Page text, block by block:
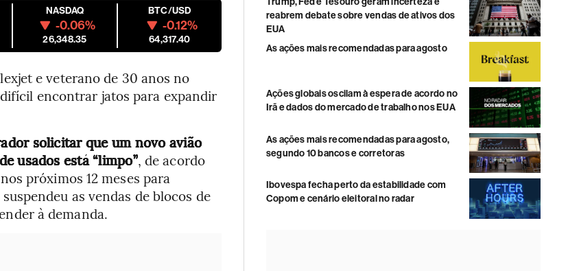
NASDAQ
-0.06%
26,348.35
BTC/USD
-0.12%
64,317.40
e veterano de 30 anos no
encontrar jatos para expandir
solicitar que um novo avião
usados está “limpo”, de acordo
próximos 12 meses para
as vendas de blocos de
à demanda.
reabrem debate sobre vendas de ativos dos
EUA
As ações mais recomendadas para agosto
Ações globais oscilam à espera de acordo no
Irã e dados do mercado de trabalho nos EUA
As ações mais recomendadas para agosto,
segundo 10 bancos e corretoras
Ibovespa fecha perto da estabilidade com
Copom e cenário eleitoral no radar